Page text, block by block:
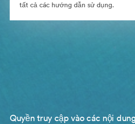
tất cả các hướng dẫn sử dụng.
Quyền truy cập vào các nội